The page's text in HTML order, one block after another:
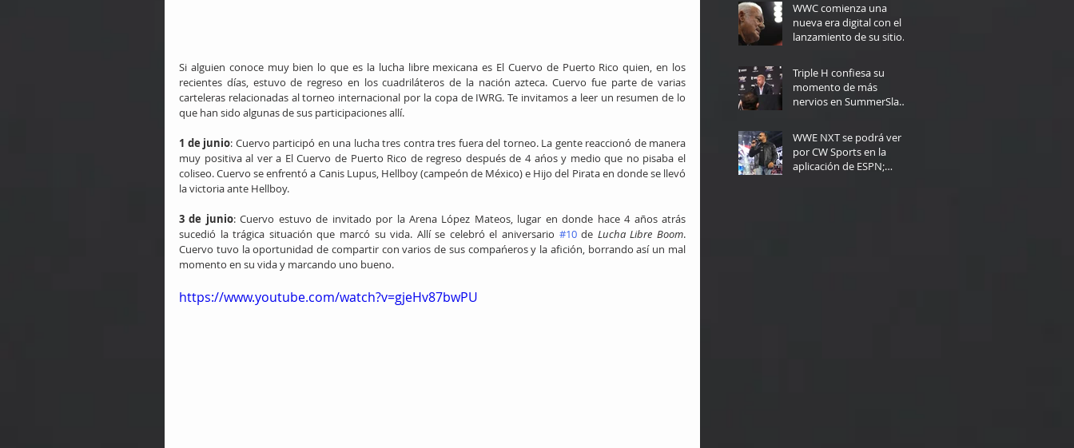
Si alguien conoce muy bien lo que es la lucha libre mexicana es El Cuervo de Puerto Rico quien, en los
recientes días, estuvo de regreso en los cuadriláteros de la nación azteca. Cuervo fue parte de varias
carteleras relacionadas al torneo internacional por la copa de IWRG. Te invitamos a leer un resumen de lo
que han sido algunas de sus participaciones allí.
1 de junio: Cuervo participó en una lucha tres contra tres fuera del torneo. La gente reaccionó de manera
muy positiva al ver a El Cuervo de Puerto Rico de regreso después de 4 ańos y medio que no pisaba el
coliseo. Cuervo se enfrentó a Canis Lupus, Hellboy (campeón de México) e Hijo del Pirata en donde se llevó
la victoria ante Hellboy.
3 de junio: Cuervo estuvo de invitado por la Arena López Mateos, lugar en donde hace 4 años atrás
sucedió la trágica situación que marcó su vida. Allí se celebró el aniversario #10 de Lucha Libre Boom.
Cuervo tuvo la oportunidad de compartir con varios de sus compańeros y la afición, borrando así un mal
momento en su vida y marcando uno bueno.
https://www.youtube.com/watch?v=gjeHv87bwPU
WWC comienza una
nueva era digital con el
lanzamiento de su sitio
Triple H confiesa su
momento de más
nervios en SummerSlam:
WWE NXT se podrá ver
por CW Sports en la
aplicación de ESPN;